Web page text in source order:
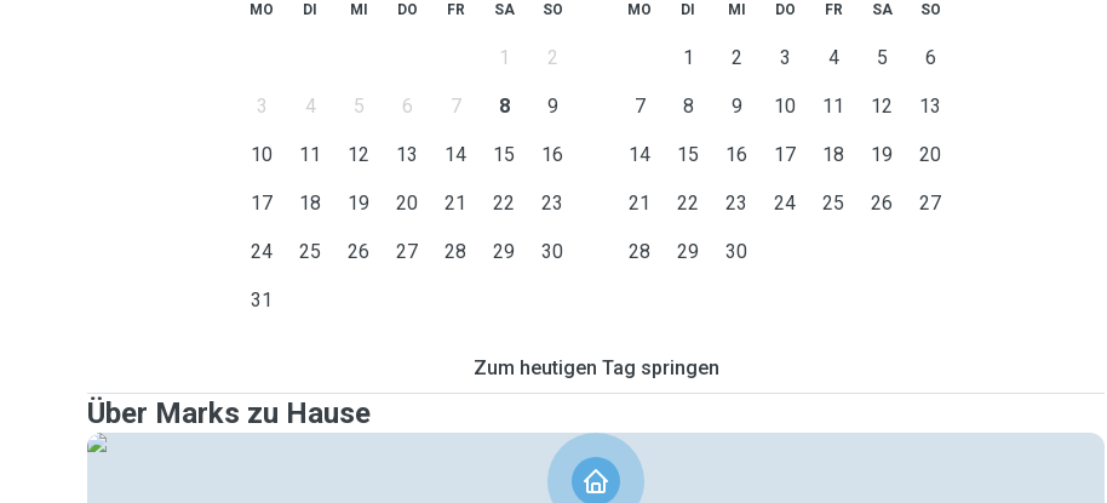
MO DI MI DO FR SA SO
1 2
3 4 5 6 7 8 9
10 11 12 13 14 15 16
17 18 19 20 21 22 23
24 25 26 27 28 29 30
31
MO DI MI DO FR SA SO
1 2 3 4 5 6
7 8 9 10 11 12 13
14 15 16 17 18 19 20
21 22 23 24 25 26 27
28 29 30
Zum heutigen Tag springen
Über Marks zu Hause